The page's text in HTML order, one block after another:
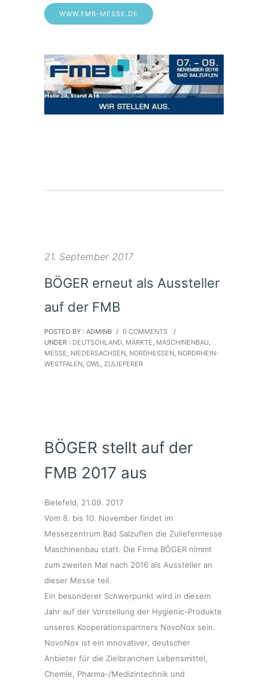
WWW.FMB-MESSE.DE
21. September 2017
BÖGER erneut als Aussteller
auf der FMB
POSTED BY : ADMINB / 0 COMMENTS
/
UNDER : DEUTSCHLAND MÄRKTE MASCHINENBAU
MESSE NIEDERSACHSEN NORDHESSEN NORDRHEIN-
WESTFALEN OWL ZULIEFERER
BÖGER stellt auf der
FMB 2017 aus
Bielefeld, 21.09. 2017
Vom 8. bis 10. November findet im
Messezentrum Bad Salzuflen die Zuliefermesse
Maschinenbau statt. Die Firma BÖGER nimmt
zum zweiten Mal nach 2016 als Aussteller an
dieser Messe teil.
Ein besonderer Schwerpunkt wird in diesem
Jahr auf der Vorstellung der Hygienic-Produkte
unseres Kooperationspartners NovoNox sein.
NovoNox ist ein innovativer, deutscher
Anbieter für die Zielbranchen Lebensmittel,
Chemie, Pharma-/Medizintechnik und